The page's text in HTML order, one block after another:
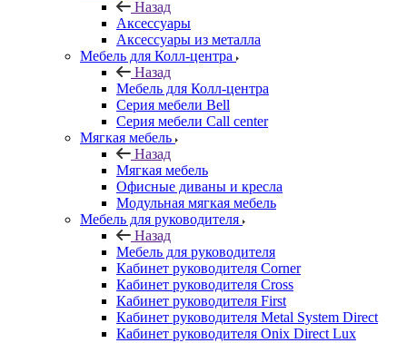
Назад
Аксессуары
Аксессуары из металла
Мебель для Колл-центра
Назад
Мебель для Колл-центра
Серия мебели Bell
Серия мебели Call center
Мягкая мебель
Назад
Мягкая мебель
Офисные диваны и кресла
Модульная мягкая мебель
Мебель для руководителя
Назад
Мебель для руководителя
Кабинет руководителя Corner
Кабинет руководителя Cross
Кабинет руководителя First
Кабинет руководителя Metal System Direct
Кабинет руководителя Onix Direct Lux